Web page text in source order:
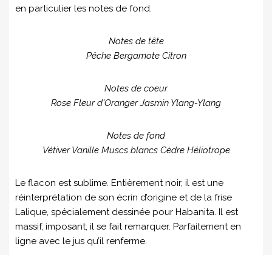
en particulier les notes de fond.
Notes de tête
Pêche Bergamote Citron
Notes de coeur
Rose Fleur d’Oranger Jasmin Ylang-Ylang
Notes de fond
Vétiver Vanille Muscs blancs Cèdre Héliotrope
Le flacon est sublime. Entièrement noir, il est une
réinterprétation de son écrin d’origine et de la frise
Lalique, spécialement dessinée pour Habanita. Il est
massif, imposant, il se fait remarquer. Parfaitement en
ligne avec le jus qu’il renferme.